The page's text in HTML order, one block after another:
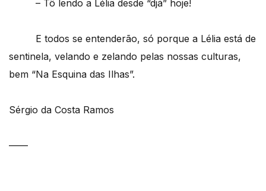
– Tô lendo a Lélia desde “djá” hoje!
E todos se entenderão, só porque a Lélia está de
sentinela, velando e zelando pelas nossas culturas,
bem “Na Esquina das Ilhas”.
Sérgio da Costa Ramos
——